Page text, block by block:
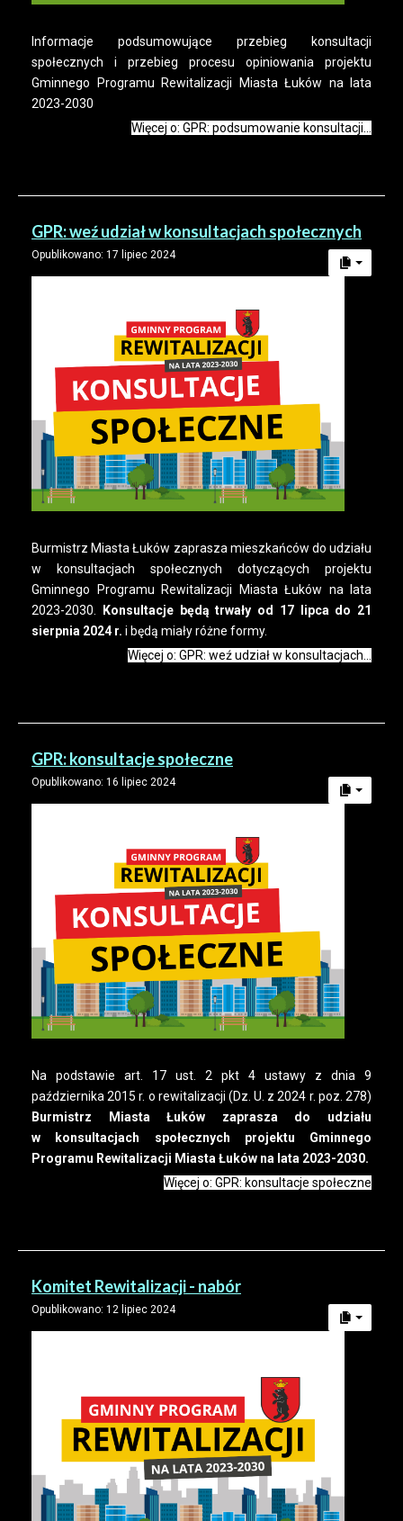
Informacje podsumowujące przebieg konsultacji
społecznych i przebieg procesu opiniowania projektu
Gminnego Programu Rewitalizacji Miasta Łuków na lata
2023-2030
Więcej o: GPR: podsumowanie konsultacji...
GPR: weź udział w konsultacjach społecznych
Opublikowano: 17 lipiec 2024
Burmistrz Miasta Łuków zaprasza mieszkańców do udziału
w konsultacjach społecznych dotyczących projektu
Gminnego Programu Rewitalizacji Miasta Łuków na lata
2023-2030.
Konsultacje będą trwały od 17 lipca do 21
sierpnia 2024 r. i będą miały różne formy.
Więcej o: GPR: weź udział w konsultacjach...
GPR: konsultacje społeczne
Opublikowano: 16 lipiec 2024
Na podstawie art. 17 ust. 2 pkt 4 ustawy z dnia 9
października 2015 r. o rewitalizacji (Dz. U. z 2024 r. poz. 278)
Burmistrz Miasta Łuków zaprasza do udziału
w konsultacjach społecznych projektu Gminnego
Programu Rewitalizacji Miasta Łuków na lata 2023-2030.
Więcej o: GPR: konsultacje społeczne
Komitet Rewitalizacji - nabór
Opublikowano: 12 lipiec 2024